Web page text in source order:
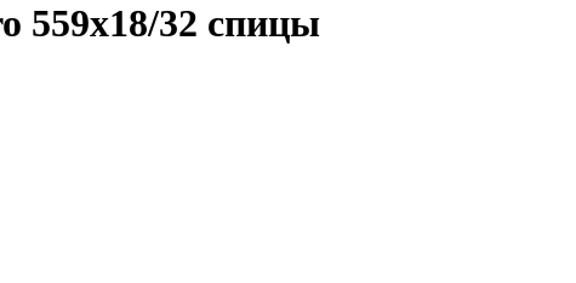
559x18/32 спицы